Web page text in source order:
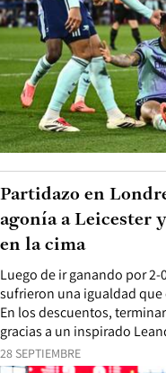
28 SEPTIEMBRE
Luego de ir ganando por
sufrieron una igualdad
En los descuentos,
gracias a un inspirado
Partidazo en
agonía a Leicester
en la cima